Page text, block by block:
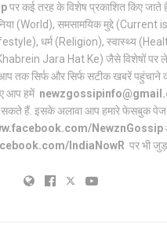
पर कई तरह के विशेष प्रकाशित किए जाते
(World), समसामयिक मुद्दे (Current
धर्म (Religion), स्वास्थ्य
Jara Hat Ke) जैसे विशेषों पर
आप तक सिर्फ और सिर्फ सटीक खबरें पहुंचाने
आप हमें
सकते हैं. इसके अलावा आप हमारे फेसबुक पेज
NewznGossip
IndiaNowR पर भी